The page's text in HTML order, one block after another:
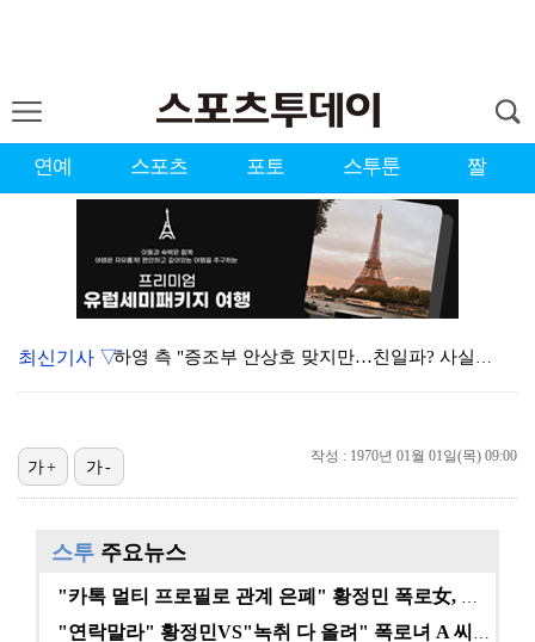
연예 스포츠 포토 스투툰 짤
하영 측 "증조부 안상호 맞지만…친일파? 사실무근" […
"스토킹 피해자" 황정민VS"2억대 손해배상" A 씨,…
최신기사 ▽
작성 : 1970년 01월 01일(목) 09:00
가+ 가-
스투 주요뉴스
"카톡 멀티 프로필로 관계 은폐" 황정민 폭로女, 문자…
"연락말라" 황정민VS"녹취 다 올려" 폭로녀 A 씨,…